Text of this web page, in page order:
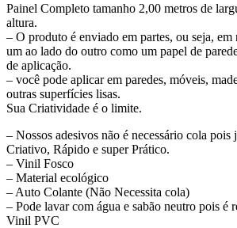
Painel Completo tamanho 2,00 metros de
altura.
– O produto é enviado em partes, ou seja, em
um ao lado do outro como um papel de
de aplicação.
– você pode aplicar em paredes, móveis,
outras superfícies lisas.
Sua Criatividade é o limite.
– Nossos adesivos não é necessário cola pois
Criativo, Rápido e super Prático.
– Vinil Fosco
– Material ecológico
– Auto Colante (Não Necessita cola)
– Pode lavar com água e sabão neutro pois é
Vinil PVC